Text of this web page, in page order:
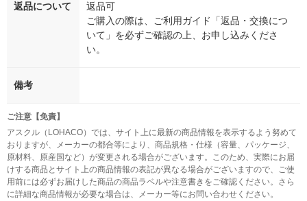
返品について
返品可
ご購入の際は、ご利用ガイド「返品・交換につ
いて」を必ずご確認の上、お申し込みくださ
い。
備考
ご注意【免責】
アスクル（LOHACO）では、サイト上に最新の商品情報を表示するよう努めて
おりますが、メーカーの都合等により、商品規格・仕様（容量、パッケージ、
原材料、原産国など）が変更される場合がございます。このため、実際にお届
けする商品とサイト上の商品情報の表記が異なる場合がございますので、ご使
用前には必ずお届けした商品の商品ラベルや注意書きをご確認ください。さら
に詳細な商品情報が必要な場合は、メーカー等にお問い合わせください。